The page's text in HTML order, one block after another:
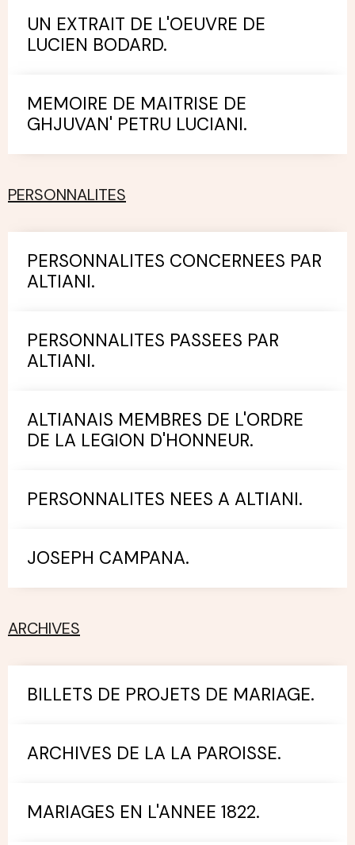
UN EXTRAIT DE L'OEUVRE DE
LUCIEN BODARD.
MEMOIRE DE MAITRISE DE
GHJUVAN' PETRU LUCIANI.
PERSONNALITES
PERSONNALITES CONCERNEES PAR
ALTIANI.
PERSONNALITES PASSEES PAR
ALTIANI.
ALTIANAIS MEMBRES DE L'ORDRE
DE LA LEGION D'HONNEUR.
PERSONNALITES NEES A ALTIANI.
JOSEPH CAMPANA.
ARCHIVES
BILLETS DE PROJETS DE MARIAGE.
ARCHIVES DE LA LA PAROISSE.
MARIAGES EN L'ANNEE 1822.